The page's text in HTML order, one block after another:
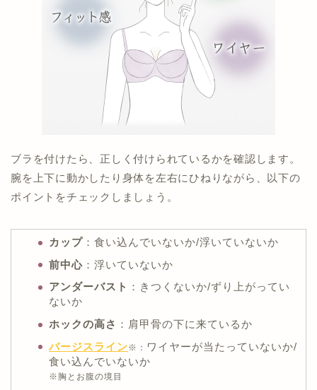
ブラを付けたら、正しく付けられているかを確認します。
腕を上下に動かしたり身体を左右にひねりながら、以下の
ポイントをチェックしましょう。
カップ ：食い込んでいないか/浮いていないか
前中心 ：浮いていないか
アンダーバスト ：きつくないか/ずり上がってい
ないか
ホックの高さ ：肩甲骨の下に来ているか
バージスライン※： ワイヤーが当たっていないか/
食い込んでいないか
※胸とお腹の境目